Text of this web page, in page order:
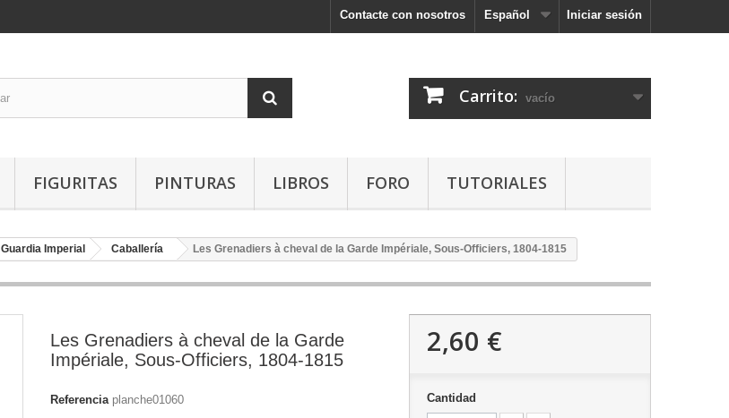
Iniciar sesión
Español
Contacte con nosotros
Carrito: vacío
FIGURITAS PINTURAS LIBROS FORO TUTORIALES
Guardia Imperial Caballería Les Grenadiers à cheval de la Garde Impériale, Sous-Officiers, 1804-1815
Les Grenadiers à cheval de la Garde
Impériale, Sous-Officiers, 1804-1815
Referencia planche01060
2,60 €
Cantidad